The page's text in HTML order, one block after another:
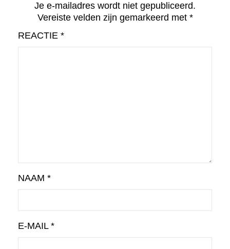
Je e-mailadres wordt niet gepubliceerd.
Vereiste velden zijn gemarkeerd met *
REACTIE *
NAAM *
E-MAIL *